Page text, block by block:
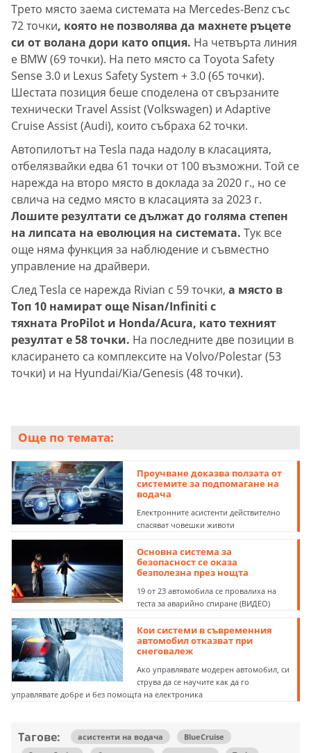
Трето място заема системата на Mercedes-Benz със
72 точки, която не позволява да махнете ръцете
си от волана дори като опция. На четвърта линия
е BMW (69 точки). На пето място са Toyota Safety
Sense 3.0 и Lexus Safety System + 3.0 (65 точки).
Шестата позиция беше споделена от свързаните
технически Travel Assist (Volkswagen) и Adaptive
Cruise Assist (Audi), които събраха 62 точки.
Автопилотът на Tesla пада надолу в класацията,
отбелязвайки едва 61 точки от 100 възможни. Той се
нарежда на второ място в доклада за 2020 г., но се
свлича на седмо място в класацията за 2023 г.
Лошите резултати се дължат до голяма степен
на липсата на еволюция на системата. Тук все
още няма функция за наблюдение и съвместно
управление на драйвери.
След Tesla се нарежда Rivian с 59 точки, а място в
Топ 10 намират още Nisan/Infiniti с
тяхната ProPilot и Honda/Acura, като техният
резултат е 58 точки. На последните две позиции в
класирането са комплексите на Volvo/Polestar (53
точки) и на Hyundai/Kia/Genesis (48 точки).
Още по темата:
Проучване доказва ползата от
системите за подпомагане на
водача
Електронните асистенти действително
спасяват човешки животи
Основна система за
безопасност се оказа
безполезна през нощта
19 от 23 автомобила се провалиха на
теста за аварийно спиране (ВИДЕО)
Кои системи в съвременния
автомобил отказват при
снеговалеж
Ако управлявате модерен автомобил, си
струва да се научите как да го
управлявате добре и без помощта на електроника
Тагове: асистенти на водача
BlueCruise